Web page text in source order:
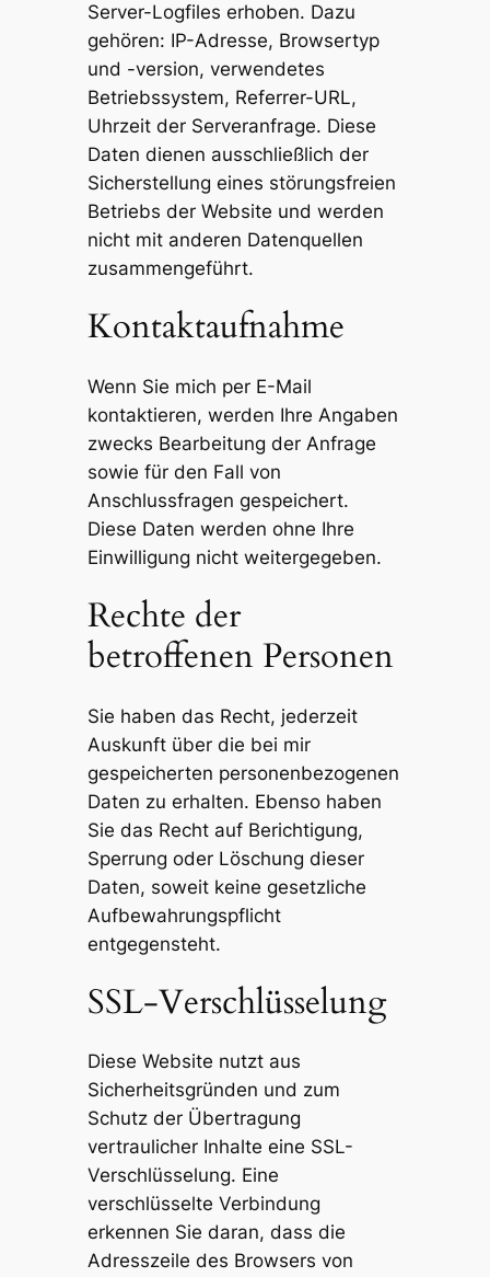
Server-Logfiles erhoben. Dazu
gehören: IP-Adresse, Browsertyp
und -version, verwendetes
Betriebssystem, Referrer-URL,
Uhrzeit der Serveranfrage. Diese
Daten dienen ausschließlich der
Sicherstellung eines störungsfreien
Betriebs der Website und werden
nicht mit anderen Datenquellen
zusammengeführt.
Kontaktaufnahme
Wenn Sie mich per E-Mail
kontaktieren, werden Ihre Angaben
zwecks Bearbeitung der Anfrage
sowie für den Fall von
Anschlussfragen gespeichert.
Diese Daten werden ohne Ihre
Einwilligung nicht weitergegeben.
Rechte der
betroffenen Personen
Sie haben das Recht, jederzeit
Auskunft über die bei mir
gespeicherten personenbezogenen
Daten zu erhalten. Ebenso haben
Sie das Recht auf Berichtigung,
Sperrung oder Löschung dieser
Daten, soweit keine gesetzliche
Aufbewahrungspflicht
entgegensteht.
SSL-Verschlüsselung
Diese Website nutzt aus
Sicherheitsgründen und zum
Schutz der Übertragung
vertraulicher Inhalte eine SSL-
Verschlüsselung. Eine
verschlüsselte Verbindung
erkennen Sie daran, dass die
Adresszeile des Browsers von